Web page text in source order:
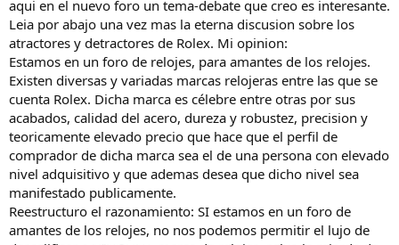
aqui en el nuevo foro un tema-debate que creo es interesante.
Leia por abajo una vez mas la eterna discusion sobre los
atractores y detractores de Rolex. Mi opinion:
Estamos en un foro de relojes, para amantes de los relojes.
Existen diversas y variadas marcas relojeras entre las que se
cuenta Rolex. Dicha marca es célebre entre otras por sus
acabados, calidad del acero, dureza y robustez, precision y
teoricamente elevado precio que hace que el perfil de
comprador de dicha marca sea el de una persona con elevado
nivel adquisitivo y que ademas desea que dicho nivel sea
manifestado publicamente.
Reestructuro el razonamiento: SI estamos en un foro de
amantes de los relojes, no nos podemos permitir el lujo de